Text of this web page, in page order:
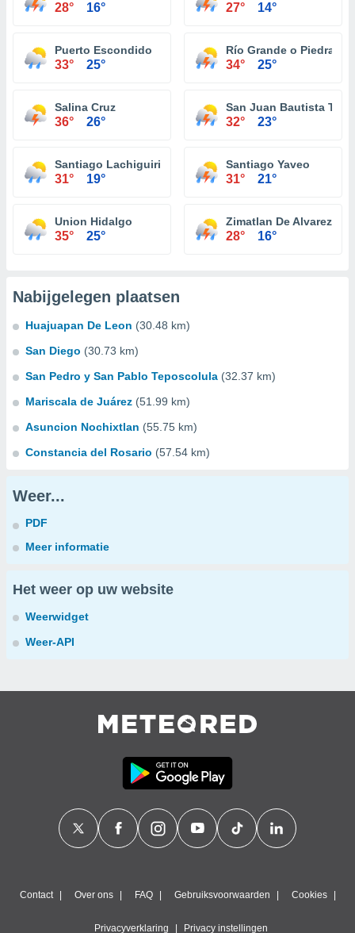
28° 16° 27° 14°
Puerto Escondido
33° 25°
Río Grande o Piedra
34° 25°
Salina Cruz
36° 26°
San Juan Bautista
32° 23°
Santiago Lachiguiri
31° 19°
Santiago Yaveo
31° 21°
Union Hidalgo
35° 25°
Zimatlan De Alvarez
28° 16°
Nabijgelegen plaatsen
Huajuapan De Leon (30.48 km)
San Diego (30.73 km)
San Pedro y San Pablo Teposcolula (32.37 km)
Mariscala de Juárez (51.99 km)
Asuncion Nochixtlan (55.75 km)
Constancia del Rosario (57.54 km)
Weer...
PDF
Meer informatie
Het weer op uw website
Weerwidget
Weer-API
Contact Over ons FAQ Gebruiksvoorwaarden Cookies
Privacyverklaring Privacy instellingen